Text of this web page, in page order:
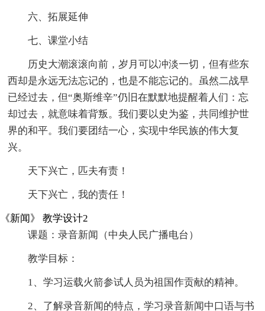
六、拓展延伸
七、课堂小结
历史大潮滚滚向前，岁月可以冲淡一切，但有些东
西却是永远无法忘记的，也是不能忘记的。虽然二战早
已经过去，但“奥斯维辛”仍旧在默默地提醒着人们：忘
却过去，就意味着背叛。我们要以史为鉴，共同维护世
界的和平。我们要团结一心，实现中华民族的伟大复
兴。
天下兴亡，匹夫有责！
天下兴亡，我的责任！
《新闻》 教学设计2
课题：录音新闻（中央人民广播电台）
教学目标：
1、学习运载火箭参试人员为祖国作贡献的精神。
2、了解录音新闻的特点，学习录音新闻中口语与书